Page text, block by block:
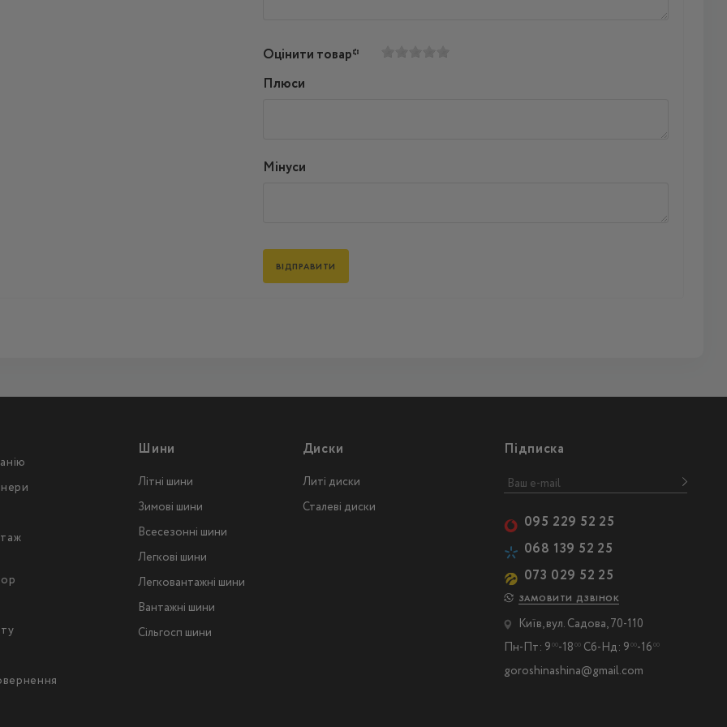
Оцінити товар*
Плюси
Мінуси
Шини
Літні шини
Зимові шини
Всесезонні шини
Легкові шини
Легковантажнi шини
Вантажнi шини
Сільгосп шини
Диски
Литі диски
Сталеві диски
Підписка
095 229 52 25
068 139 52 25
073 029 52 25
ЗАМОВИТИ ДЗВІНОК
Київ, вул. Садова, 70-110
Пн-Пт: 9 00-18 00Сб-Нд: 9 00-16 00
goroshinashina@gmail.com